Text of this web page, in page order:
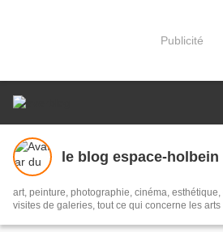
Publicité
le blog espace-holbein
art, peinture, photographie, cinéma,
visites de galeries, tout ce qui concerne les